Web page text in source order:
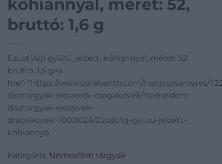
kőhiánnyal, méret: 52,
bruttó: 1,6 g
Ezüst(Ag) gyűrű, jelzett, kőhiánnyal, méret: 52,
bruttó: 1,6 g<a
href="https://www.darabanth.com/hu/gyorsarveres/
disztargyak-ekszerek-dragakovek/Nemesfem-
disztargyak-ekszerek-
dragakovek~1000024/EzustAg-gyuru-jelzett-
kohiannya
Kategória: Nemesfém tárgyak